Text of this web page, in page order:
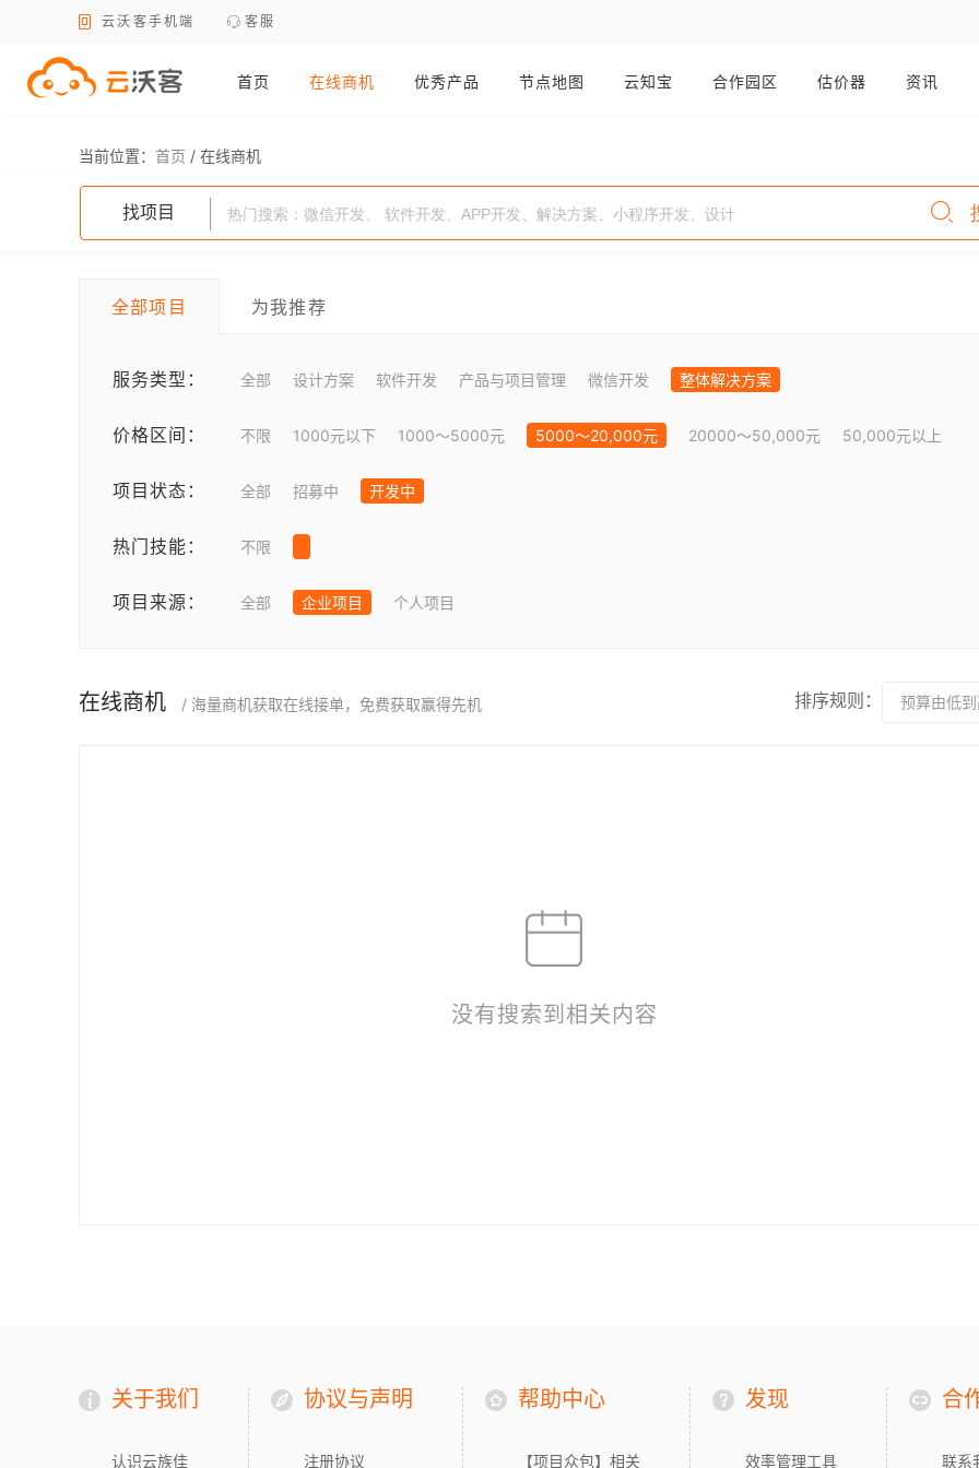
云沃客手机端 客服
首页 在线商机 优秀产品 节点地图 云知宝 合作园区 估价器 资讯
当前位置： 首页 / 在线商机
找项目
全部项目 为我推荐
服务类型： 全部 设计方案 软件开发 产品与项目管理 微信开发 整体解决方案
价格区间： 不限 1000元以下 1000～5000元 5000～20,000元 20000～50,000元 50,000元以上
项目状态： 全部 招募中 开发中
热门技能： 不限
项目来源： 全部 企业项目 个人项目
在线商机 / 海量商机获取在线接单，免费获取赢得先机 排序规则： 预算由低
没有搜索到相关内容
关于我们
认识云族佳
协议与声明
注册协议
帮助中心
【项目众包】相关
发现
效率管理工具
合
联系